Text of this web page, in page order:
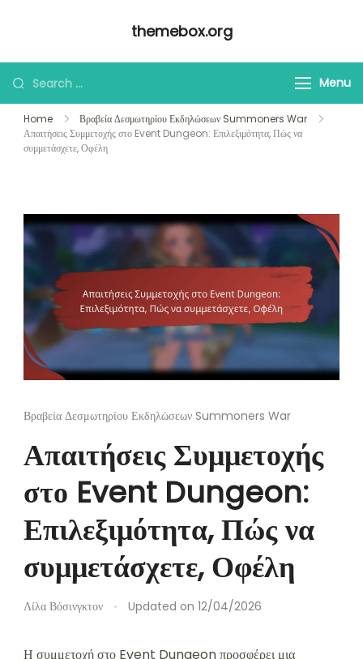
themebox.org
Looking
for
Something?
Menu
Home
Βραβεία Δεσμωτηρίου Εκδηλώσεων Summoners War
Απαιτήσεις Συμμετοχής στο Event Dungeon: Επιλεξιμότητα, Πώς να
συμμετάσχετε, Οφέλη
Βραβεία Δεσμωτηρίου Εκδηλώσεων Summoners War
Απαιτήσεις Συμμετοχής
στο Event Dungeon:
Επιλεξιμότητα, Πώς να
συμμετάσχετε, Οφέλη
Λίλα Βόσινγκτον Updated on 12/04/2026
Η συμμετοχή στο Event Dungeon προσφέρει μια